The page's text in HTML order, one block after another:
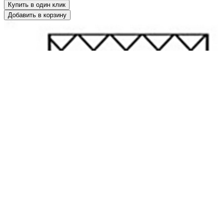
Купить в один клик
Добавить в корзину